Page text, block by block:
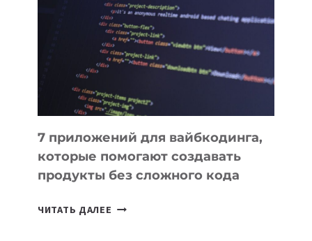
ИНСТРУМЕНТОВ
ДЛЯ
РАБОТЫ
7 приложений для вайбкодинга,
которые помогают создавать
продукты без сложного кода
ЧИТАТЬ ДАЛЕЕ